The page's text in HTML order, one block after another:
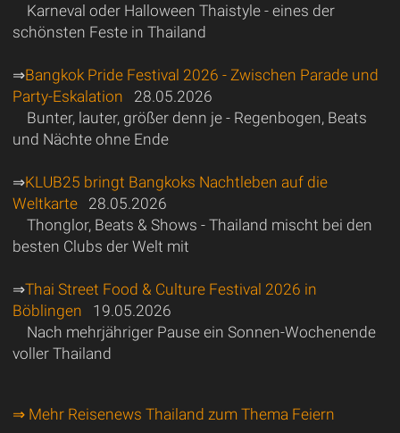
Karneval oder Halloween Thaistyle - eines der
schönsten Feste in Thailand
⇒Bangkok Pride Festival 2026 - Zwischen Parade und
Party-Eskalation 28.05.2026
Bunter, lauter, größer denn je - Regenbogen, Beats
und Nächte ohne Ende
⇒KLUB25 bringt Bangkoks Nachtleben auf die
Weltkarte28.05.2026
Thonglor, Beats & Shows - Thailand mischt bei den
besten Clubs der Welt mit
⇒Thai Street Food & Culture Festival 2026 in
Böblingen 19.05.2026
Nach mehrjähriger Pause ein Sonnen-Wochenende
voller Thailand
⇒ Mehr Reisenews Thailand zum Thema Feiern